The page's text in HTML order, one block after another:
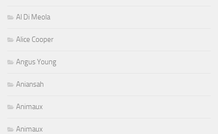
Al Di Meola
Alice Cooper
Angus Young
Aniansah
Animaux
Animaux